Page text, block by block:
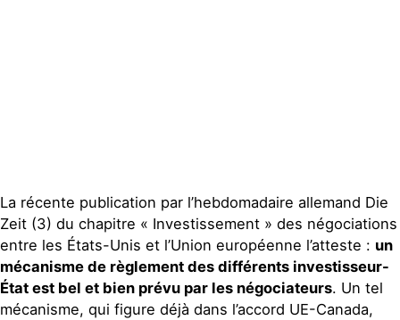
La récente publication par l’hebdomadaire allemand Die
Zeit (3) du chapitre « Investissement » des négociations
entre les États-Unis et l’Union européenne l’atteste : un
mécanisme de règlement des différents investisseur-
État est bel et bien prévu par les négociateurs. Un tel
mécanisme, qui figure déjà dans l’accord UE-Canada,